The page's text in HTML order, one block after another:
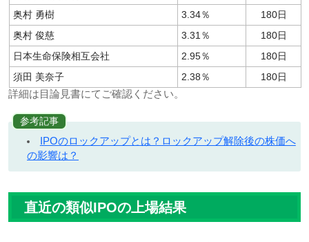
奥村 勇樹
3.34％
180日
奥村 俊慈
3.31％
180日
日本生命保険相互会社
2.95％
180日
須田 美奈子
2.38％ 180日
詳細は目論見書にてご確認ください。
参考記事
IPOのロックアップとは？ロックアップ解除後の株価へ
の影響は？
直近の類似IPOの上場結果